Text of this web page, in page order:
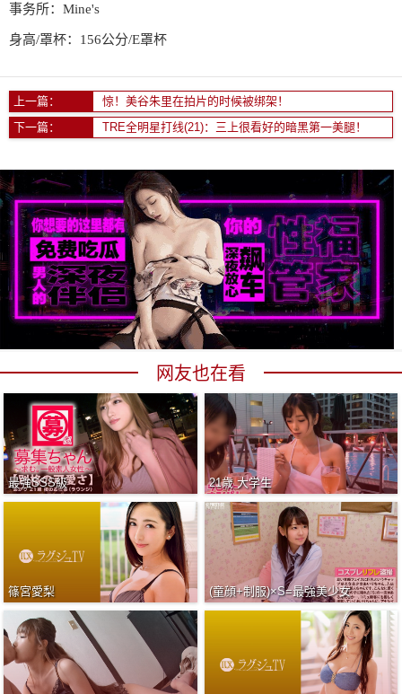
事务所：Mine's
身高/罩杯：156公分/E罩杯
上一篇：
惊！美谷朱里在拍片的时候被绑架！
下一篇：
TRE全明星打线(21)：三上很看好的暗黑第一美腿！
网友也在看
最強SSS級 21歳 大学生
篠宮愛梨 (童顔+制服)×S=最強美少女